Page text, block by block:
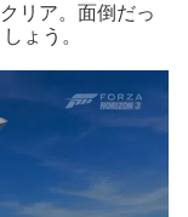
リア。面倒だっ
ょう。